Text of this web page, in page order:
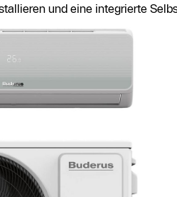
und eine integrierte